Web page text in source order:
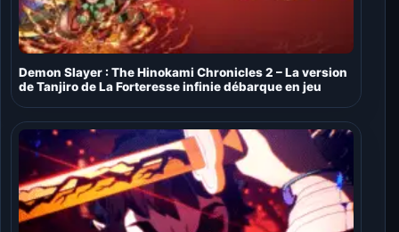
Demon Slayer : The Hinokami Chronicles 2 – La version
de Tanjiro de La Forteresse infinie débarque en jeu